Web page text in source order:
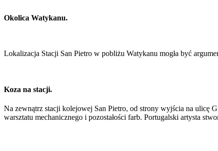
Okolica Watykanu.
Lokalizacja Stacji San Pietro w pobliżu Watykanu mogła być
Koza na stacji.
Na zewnątrz stacji kolejowej San Pietro, od strony wyjścia na ulicę
warsztatu mechanicznego i pozostałości farb. Portugalski artysta